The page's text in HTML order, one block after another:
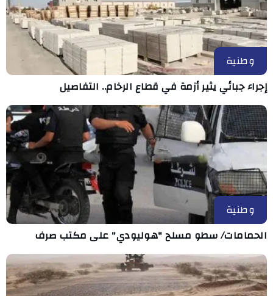
وطنية
إجراء جبائي يثير أزمة في قطاع الرخام.. التفاصيل
وطنية
الحمامات/ سطو مسلح "هوليودي" على مكتب صرف